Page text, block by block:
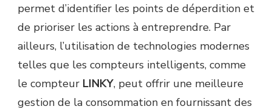
permet d’identifier les points de déperdition et
de prioriser les actions à entreprendre. Par
ailleurs, l’utilisation de technologies modernes
telles que les compteurs intelligents, comme
le compteur LINKY, peut offrir une meilleure
gestion de la consommation en fournissant des